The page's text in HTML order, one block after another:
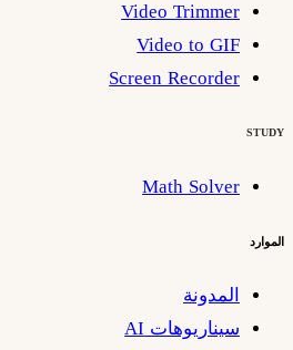
Video Trimmer
Video to GIF
Screen Recorder
STUDY
Math Solver
الموارد
المدونة
سيناريوهات AI